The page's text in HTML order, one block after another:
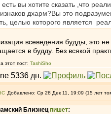
есть вы хотите сказать ,что
дхарм?Вы это
целью которого является
всеведения будды, это
в будду. Без всякой
этот пост: TashiSho
Добавлено: Ср 28 Дек 11, 19:09 (15 лет
Близнецпишет: